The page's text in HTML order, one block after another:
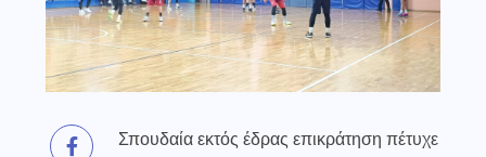
Σπουδαία εκτός έδρας επικράτηση πέτυχε